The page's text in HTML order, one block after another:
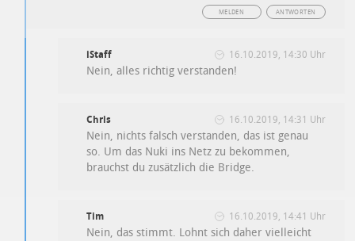
ANTWORTEN
MELDEN
iStaff 16.10.2019, 14:30 Uhr
Nein, alles richtig verstanden!
Chris 16.10.2019, 14:31 Uhr
Nein, nichts falsch verstanden, das ist genau
so. Um das Nuki ins Netz zu bekommen,
brauchst du zusätzlich die Bridge.
Tim 16.10.2019, 14:41 Uhr
Nein, das stimmt. Lohnt sich daher vielleicht